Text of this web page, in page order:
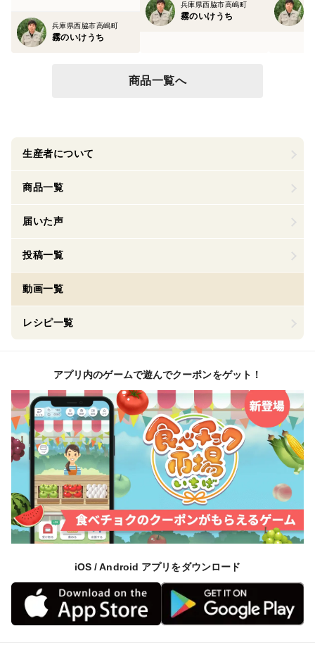
兵庫県西脇市高嶋町
霧のいけうち
兵庫県西脇市高嶋町
霧のいけうち
商品一覧へ
生産者について
商品一覧
届いた声
投稿一覧
動画一覧
レシピ一覧
アプリ内のゲームで遊んでクーポンをゲット！
iOS / Android アプリをダウンロード